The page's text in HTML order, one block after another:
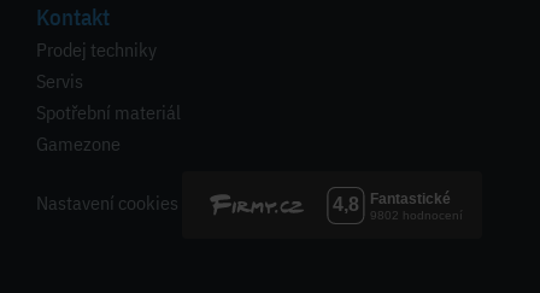
Kontakt
Prodej techniky
Servis
Spotřební materiál
Gamezone
Nastavení cookies